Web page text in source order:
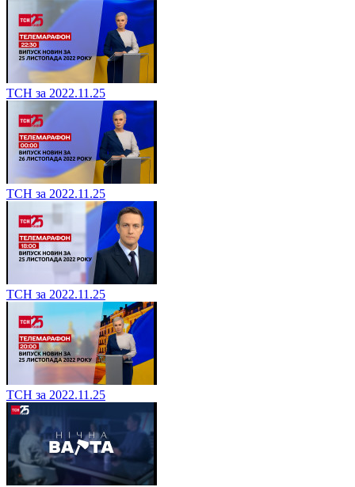
ТСН за 2022.11.25
ТСН за 2022.11.25
ТСН за 2022.11.25
ТСН за 2022.11.25